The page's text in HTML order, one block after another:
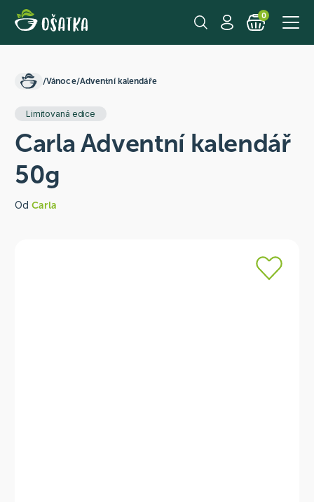
0
/Vánoce/Adventní kalendáře
Limitovaná edice
Carla Adventní kalendář
50g
Od Carla